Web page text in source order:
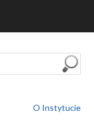
O Instytucie